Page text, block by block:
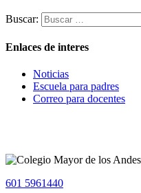
Buscar:
Enlaces de interes
Noticias
Escuela para padres
Correo para docentes
601 5961440